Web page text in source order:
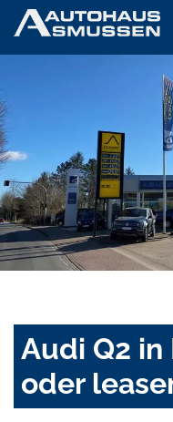
Audi Q2
oder